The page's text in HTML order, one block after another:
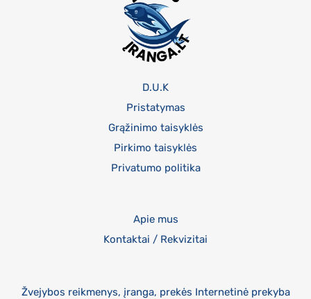
D.U.K
Pristatymas
Grąžinimo taisyklės
Pirkimo taisyklės
Privatumo politika
Apie mus
Kontaktai / Rekvizitai
Žvejybos reikmenys, įranga, prekės Internetinė prekyba